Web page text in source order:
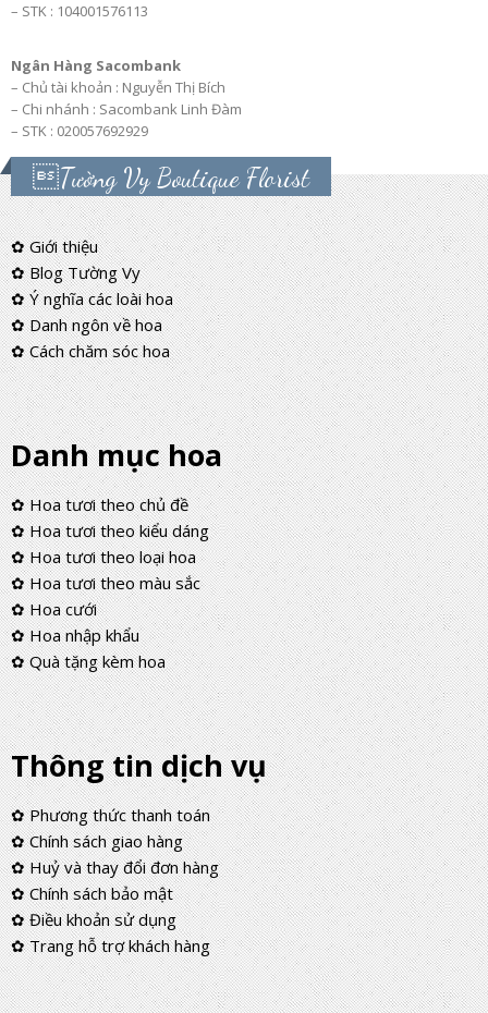
– STK : 104001576113
Ngân Hàng Sacombank
– Chủ tài khoản : Nguyễn Thị Bích
– Chi nhánh : Sacombank Linh Đàm
– STK : 020057692929
Tường Vy Boutique Florist
✿ Giới thiệu
✿ Blog Tường Vy
✿ Ý nghĩa các loài hoa
✿ Danh ngôn về hoa
✿ Cách chăm sóc hoa
Danh mục hoa
✿ Hoa tươi theo chủ đề
✿ Hoa tươi theo kiểu dáng
✿ Hoa tươi theo loại hoa
✿ Hoa tươi theo màu sắc
✿ Hoa cưới
✿ Hoa nhập khẩu
✿ Quà tặng kèm hoa
Thông tin dịch vụ
✿ Phương thức thanh toán
✿ Chính sách giao hàng
✿ Huỷ và thay đổi đơn hàng
✿ Chính sách bảo mật
✿ Điều khoản sử dụng
✿ Trang hỗ trợ khách hàng